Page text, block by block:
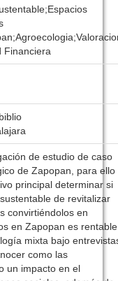
Financiera
de estudio de caso
de Zapopan, para ello
principal determinar si
de revitalizar
convirtiéndolos en
en Zapopan es
mixta bajo
como las
un impacto en el